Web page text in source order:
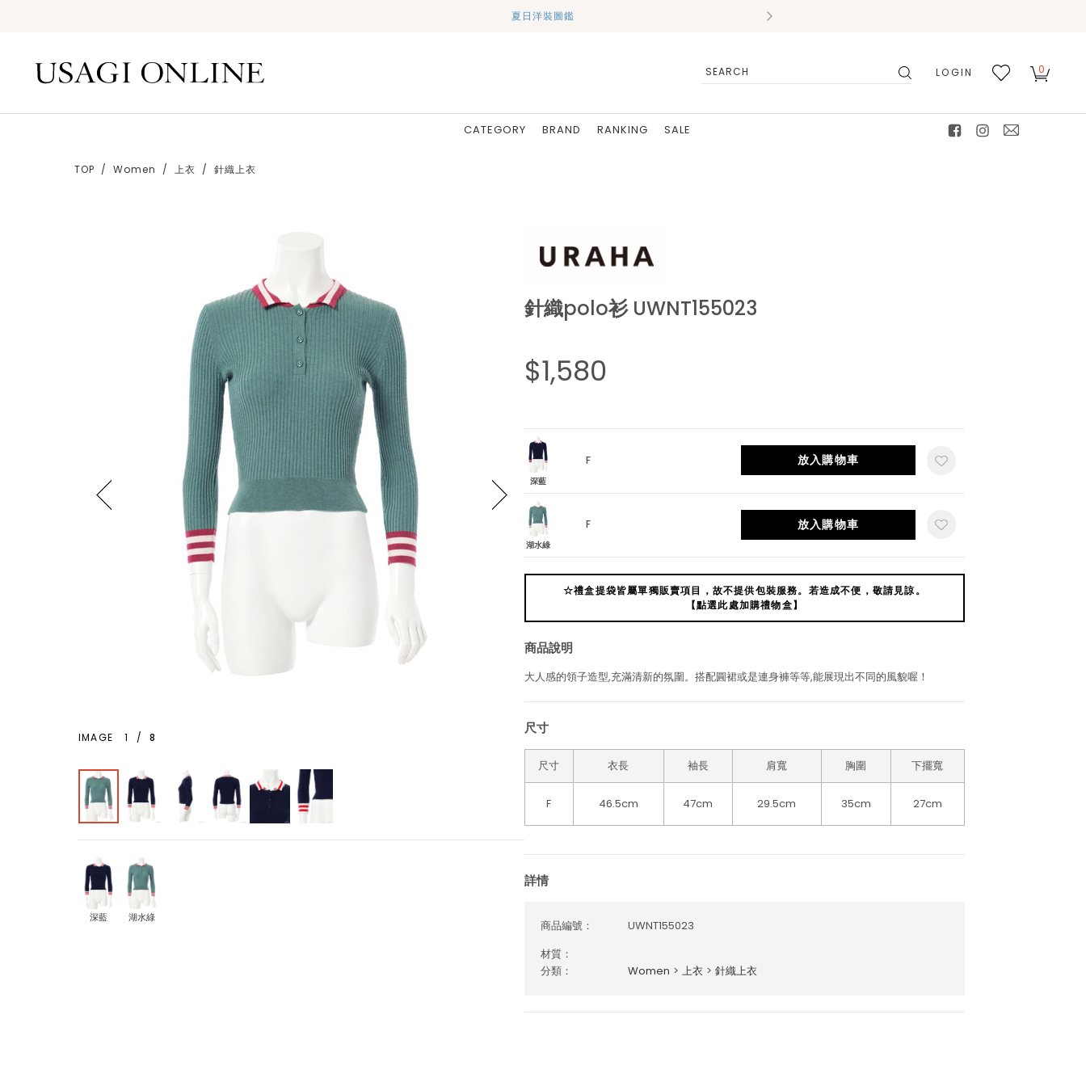
夏日洋裝圖鑑
LOGIN 0
CATEGORY BRAND RANKING
SALE
TOP Women 上衣 針織上衣
IMAGE 1 / 8
深藍 湖水綠
針織polo衫 UWNT155023
$1,580
深藍
F 放入購物車
湖水綠
F 放入購物車
☆禮盒提袋皆屬單獨販賣項目，故不提供包裝服務。若造成不便，敬請見諒。
【點選此處加購禮物盒】
商品說明
大人感的領子造型,充滿清新的氛圍。搭配圓裙或是連身褲等等,能展現出不同的風貌喔！
尺寸
尺寸 衣長 袖長 肩寬 胸圍 下擺寬
F 46.5cm 47cm 29.5cm 35cm 27cm
詳情
商品編號：
UWNT155023
材質：
分類：
Women > 上衣 > 針織上衣